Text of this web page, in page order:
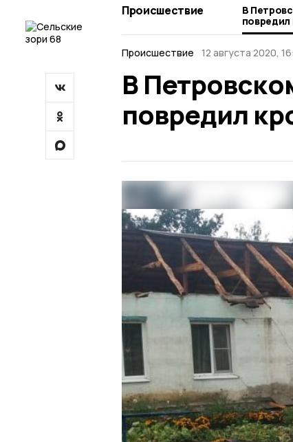
Происшествие
В
повредил
Происшествие 12 августа 2020,
В
повредил